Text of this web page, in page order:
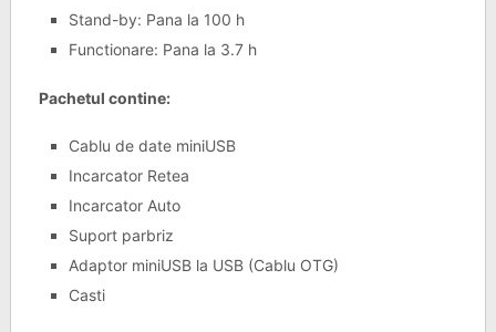
Stand-by: Pana la 100 h
Functionare: Pana la 3.7 h
Pachetul contine:
Cablu de date miniUSB
Incarcator Retea
Incarcator Auto
Suport parbriz
Adaptor miniUSB la USB (Cablu OTG)
Casti